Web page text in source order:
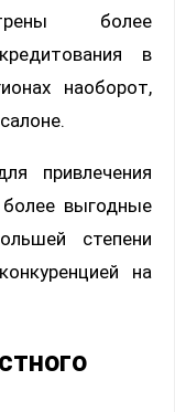
более
в
наоборот,
привлечения
выгодные
степени
на